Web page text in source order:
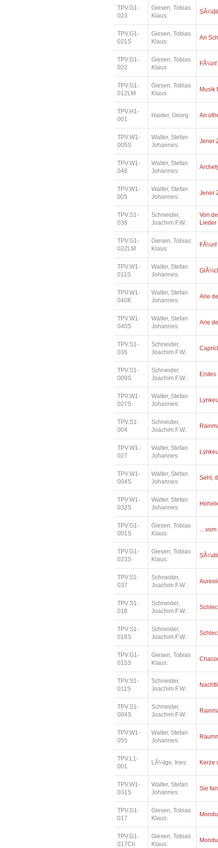
TPV.G1-
023
Giesen, Tobias
Klaus:
TPV.G1-
021S
Giesen, Tobias
Klaus:
An
TPV.G1-
022
Giesen, Tobias
Klaus:
FÃ¼nf
TPV.G1-
012LM
Giesen, Tobias
Klaus:
Musik
TPV.H1-
001
Haider, Georg: An
TPV.W1-
005S
Walter, Stefan
Johannes:
Jener
TPV.W1-
048
Walter, Stefan
Johannes:
TPV.W1-
005
Walter, Stefan
Johannes:
Jener
TPV.S1-
038
Schneider,
Joachim F.W.:
Von
Lieder
TPV.G1-
022LM
Giesen, Tobias
Klaus:
FÃ¼nf
TPV.W1-
011S
Walter, Stefan
Johannes:
TPV.W1-
040K
Walter, Stefan
Johannes:
Arie
TPV.W1-
040S
Walter, Stefan
Johannes:
Arie
TPV.S1-
036
Schneider,
Joachim F.W.:
TPV.S1-
009S
Schneider,
Joachim F.W.:
TPV.W1-
027S
Walter, Stefan
Johannes:
TPV.S1-
004
Schneider,
Joachim F.W.:
TPV.W1-
027
Walter, Stefan
Johannes:
TPV.W1-
004S
Walter, Stefan
Johannes:
Seht,
TPV.W1-
032S
Walter, Stefan
Johannes:
TPV.G1-
001S
Giesen, Tobias
Klaus:
...
TPV.G1-
023S
Giesen, Tobias
Klaus:
TPV.S1-
037
Schneider,
Joachim F.W.:
TPV.S1-
018
Schneider,
Joachim F.W.:
TPV.S1-
018S
Schneider,
Joachim F.W.:
TPV.G1-
015S
Giesen, Tobias
Klaus:
TPV.S1-
011S
Schneider,
Joachim F.W.:
TPV.S1-
004S
Schneider,
Joachim F.W.:
TPV.W1-
055
Walter, Stefan
Johannes:
TPV.L1-
001
LÃ¼tge, Ines: Kerze
TPV.W1-
031S
Walter, Stefan
Johannes:
Sie
TPV.G1-
017
Giesen, Tobias
Klaus:
TPV.G1-
017Ch
Giesen, Tobias
Klaus: